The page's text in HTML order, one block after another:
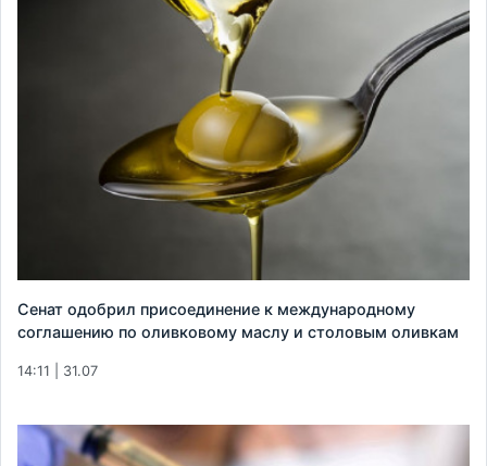
Сенат одобрил присоединение к международному
соглашению по оливковому маслу и столовым оливкам
14:11 | 31.07